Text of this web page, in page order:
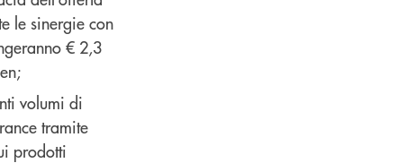
le sinergie con
€ 2,3
volumi di
tramite
prodotti